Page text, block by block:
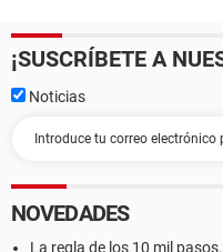
¡SUSCRÍBETE A
Noticias
NOVEDADES
La regla de los 10 mil